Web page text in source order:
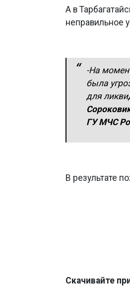
А в
неправильное
-На
была
для
ГУ МЧС
В результате
Скачивайте